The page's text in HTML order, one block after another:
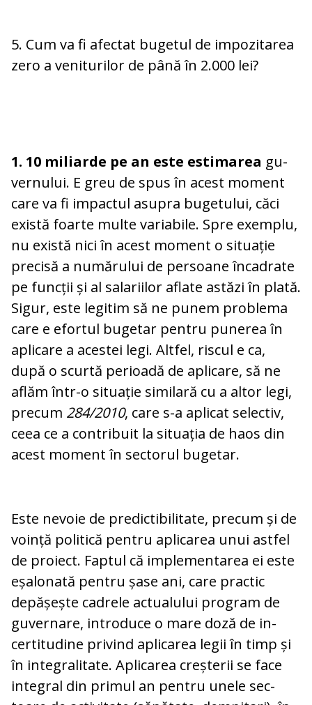
5. Cum va fi afectat bugetul de impozitarea
zero a veniturilor de până în 2.000 lei?
1. 10 miliarde pe an este estimarea gu­
ver­nu­lui. E greu de spus în acest moment
ca­re va fi impactul asupra bugetului, căci
exis­tă foarte multe variabile. Spre exem­plu,
nu există nici în acest mo­ment o situație
precisă a nu­mărului de persoane în­­cadrate
pe funcții și al sa­la­riilor aflate astăzi în pla­tă.
Sigur, este legitim să ne pu­nem problema
care e efor­tul bugetar pentru pu­ne­rea în
aplicare a acestei legi. Al­t­fel, riscul e ca,
după o scur­tă perioadă de apli­care, să ne
aflăm într-o situație si­mi­lară cu a altor legi,
precum 284/2010, care s-a aplicat selec­tiv,
ceea ce a contribuit la situația de haos din
acest moment în sectorul bugetar.
Este nevoie de predictibilitate, precum și de
voință politică pentru aplicarea unui astfel
de proiect. Faptul că implementarea ei este
eșalonată pentru șase ani, care prac­tic
depășește cadrele actualului pro­gram de
guvernare, introduce o mare do­ză de in­
certitudine privind aplicarea legii în timp și
în integralitate. Aplicarea creș­terii se face
integral din primul an pentru unele sec­